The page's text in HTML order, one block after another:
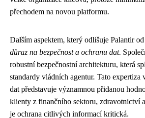
přechodem na novou platformu.
Dalším aspektem, který odlišuje Palantir
důraz na bezpečnost a ochranu dat.
robustní bezpečnostní architekturu, která
standardy vládních agentur. Tato expertiza
dat představuje významnou přidanou
klienty z finančního sektoru, zdravotnictví
je ochrana citlivých informací kritická.